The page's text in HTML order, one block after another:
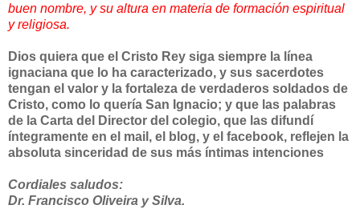
buen nombre, y su altura en materia de formación espiritual
y religiosa.
Dios quiera que el Cristo Rey siga siempre la línea
ignaciana que lo ha caracterizado, y sus sacerdotes
tengan el valor y la fortaleza de verdaderos soldados de
Cristo, como lo quería San Ignacio; y que las palabras
de la Carta del Director del colegio, que las difundí
íntegramente en el mail, el blog, y el facebook, reflejen la
absoluta sinceridad de sus más íntimas intenciones
Cordiales saludos:
Dr. Francisco Oliveira y Silva.